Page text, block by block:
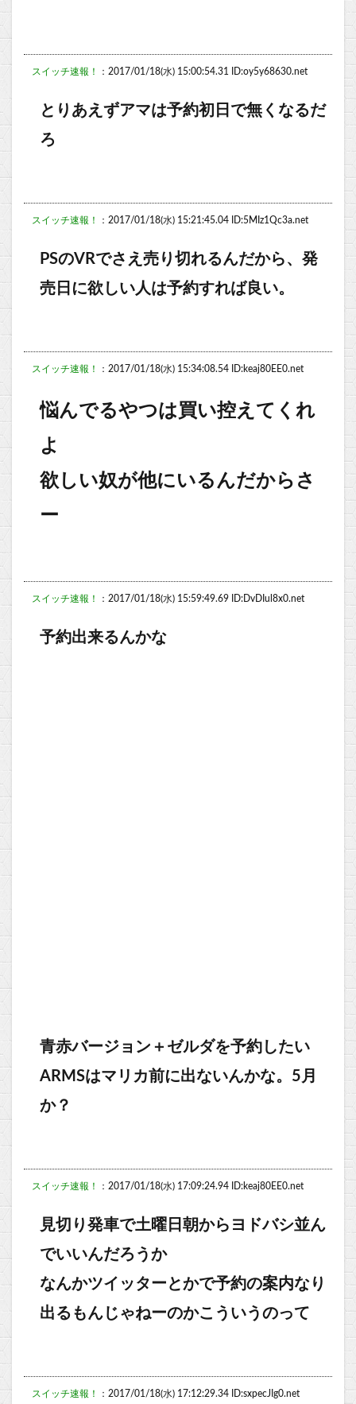
スイッチ速報！ ：2017/01/18(水) 15:00:54.31 ID:oy5y68630.net
とりあえずアマは予約初日で無くなるだ
ろ
スイッチ速報！ ：2017/01/18(水) 15:21:45.04 ID:5MIz1Qc3a.net
PSのVRでさえ売り切れるんだから、発
売日に欲しい人は予約すれば良い。
スイッチ速報！ ：2017/01/18(水) 15:34:08.54 ID:keaj80EE0.net
悩んでるやつは買い控えてくれ
よ
欲しい奴が他にいるんだからさ
ー
スイッチ速報！ ：2017/01/18(水) 15:59:49.69 ID:DvDIul8x0.net
予約出来るんかな
青赤バージョン＋ゼルダを予約したい
ARMSはマリカ前に出ないんかな。5月
か？
スイッチ速報！ ：2017/01/18(水) 17:09:24.94 ID:keaj80EE0.net
見切り発車で土曜日朝からヨドバシ並ん
でいいんだろうか
なんかツイッターとかで予約の案内なり
出るもんじゃねーのかこういうのって
スイッチ速報！ ：2017/01/18(水) 17:12:29.34 ID:sxpecJIg0.net